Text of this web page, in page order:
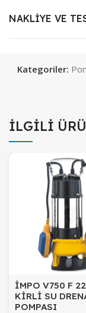
NAKLIYE VE
Kategoriler:
İLGILI
İMPO V750 F
KİRLİ SU
POMPASI